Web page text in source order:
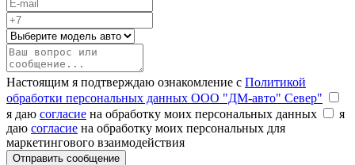
Настоящим я подтверждаю ознакомление с Политикой
обработки персональных данных ООО "ДМ-авто" Север"
я даю согласие на обработку моих персональных данных
я
даю согласие на обработку моих персональных для
маркетингового взаимодействия